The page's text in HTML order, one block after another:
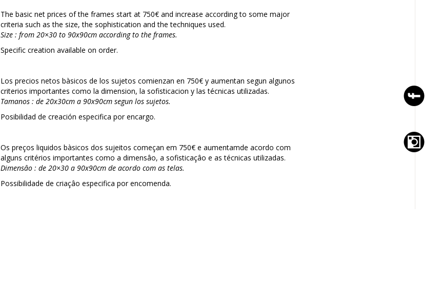
The basic net prices of the frames start at 750€ and increase according to some major
criteria such as the size, the sophistication and the techniques used.
Size : from 20×30 to 90x90cm according to the frames.
Specific creation available on order.
Los precios netos bàsicos de los sujetos comienzan en 750€ y aumentan segun algunos
criterios importantes como la dimension, la sofisticacion y las técnicas utilizadas.
Tamanos : de 20x30cm a 90x90cm segun los sujetos.
Posibilidad de creación especifica por encargo.
Os preços liquidos bàsicos dos sujeitos começan em 750€ e aumentamde acordo com
alguns critérios importantes como a dimensâo, a sofisticaçâo e as técnicas utilizadas.
Dimensâo : de 20×30 a 90x90cm de acordo com as telas.
Possibilidade de criaçâo especifica por encomenda.